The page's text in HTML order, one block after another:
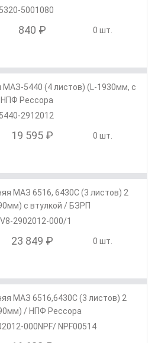
5320-5001080
840 ₽ 0 шт.
МАЗ-5440 (4 листов) (L-1930мм, с
Рессора
5440-2912012
19 595 ₽ 0 шт.
МАЗ 6516, 6430С (3 листов) 2
с втулкой / БЗРП
2902012-000/1
23 849 ₽ 0 шт.
МАЗ 6516,6430С (3 листов) 2
/ НПФ Рессора
000NPF/ NPF00514